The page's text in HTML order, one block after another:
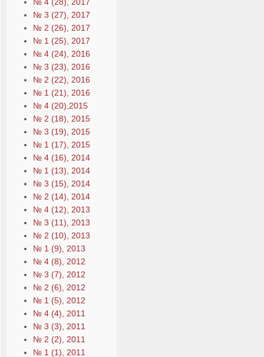
№ 3 (27), 2017
№ 2 (26), 2017
№ 1 (25), 2017
№ 4 (24), 2016
№ 3 (23), 2016
№ 2 (22), 2016
№ 1 (21), 2016
№ 4 (20),2015
№ 2 (18), 2015
№ 3 (19), 2015
№ 1 (17), 2015
№ 4 (16), 2014
№ 1 (13), 2014
№ 3 (15), 2014
№ 2 (14), 2014
№ 4 (12), 2013
№ 3 (11), 2013
№ 2 (10), 2013
№ 1 (9), 2013
№ 4 (8), 2012
№ 3 (7), 2012
№ 2 (6), 2012
№ 1 (5), 2012
№ 4 (4), 2011
№ 3 (3), 2011
№ 2 (2), 2011
№ 1 (1), 2011